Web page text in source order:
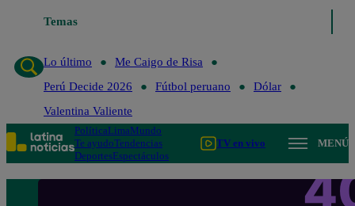
Temas
Lo último
Me Caigo de Risa
Perú Decide 2026
Fútbol peruano
Dólar
Valentina Valiente
PolíticaLimaMundo
Te ayudoTendencias
DeportesEspectáculos
TV en vivo MENÚ